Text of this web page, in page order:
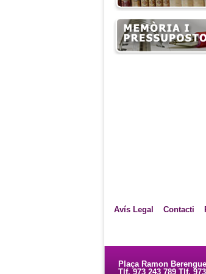
Avís Legal Contacti
Plaça Ramon
Tlf. 973 243 789 Tlf.